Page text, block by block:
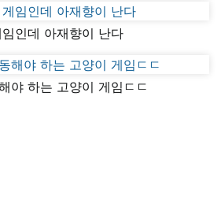
인데 아재향이 난다
야 하는 고양이 게임ㄷㄷ